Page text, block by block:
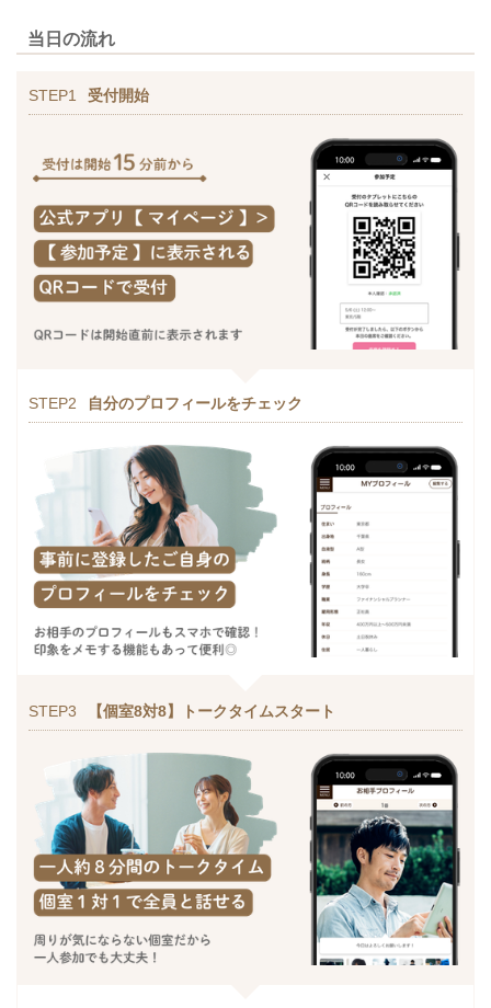
当日の流れ
STEP1 受付開始
STEP2 自分のプロフィールをチェック
STEP3 【個室8対8】トークタイムスタート